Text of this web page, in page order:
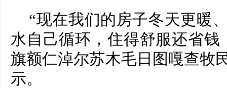
“现在我们的房子冬天更暖
水自己循环，住得舒服还省钱
旗额仁淖尔苏木毛日图嘎查牧
示。